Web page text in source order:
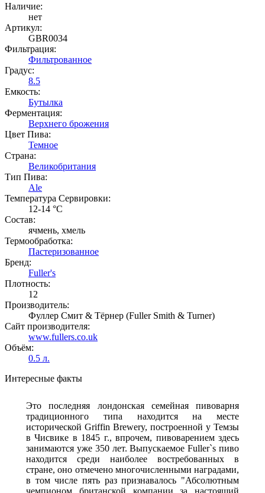
Наличие:
нет
Артикул:
GBR0034
Фильтрация:
Фильтрованное
Градус:
8.5
Емкость:
Бутылка
Ферментация:
Верхнего брожения
Цвет Пива:
Темное
Страна:
Великобритания
Тип Пива:
Ale
Температура Cервировки:
12-14 °С
Состав:
ячмень, хмель
Термообработка:
Пастеризованное
Бренд:
Fuller's
Плотность:
12
Производитель:
Фуллер Смит & Тёрнер (Fuller Smith & Turner)
Сайт производителя:
www.fullers.co.uk
Объём:
0.5 л.
Интересные факты
Это последняя лондонская семейная пивоварня
традиционного типа находится на месте
исторической Griffin Brewery, построенной у Темзы
в Чисвике в 1845 г., впрочем, пивоварением здесь
занимаются уже 350 лет. Выпускаемое Fuller`s пиво
находится среди наиболее востребованных в
стране, оно отмечено многочисленными наградами,
в том числе пять раз признавалось "Абсолютным
чемпионом британской компании за настоящий